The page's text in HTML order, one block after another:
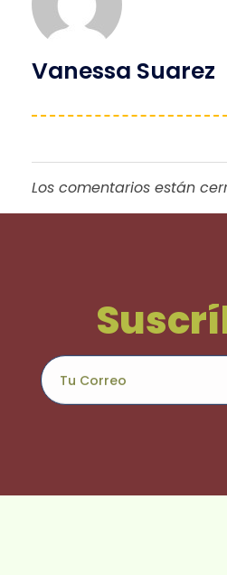
Vanessa Suarez
Los comentarios están